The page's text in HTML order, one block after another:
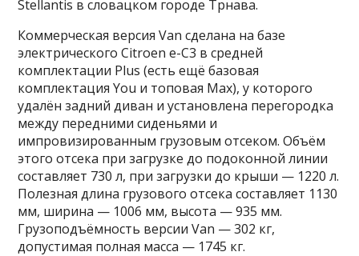
Stellantis в словацком городе Трнава.
Коммерческая версия Van сделана на базе
электрического Citroen e-C3 в средней
комплектации Plus (есть ещё базовая
комплектация You и топовая Max), у которого
удалён задний диван и установлена перегородка
между передними сиденьями и
импровизированным грузовым отсеком. Объём
этого отсека при загрузке до подоконной линии
составляет 730 л, при загрузки до крыши — 1220 л.
Полезная длина грузового отсека составляет 1130
мм, ширина — 1006 мм, высота — 935 мм.
Грузоподъёмность версии Van — 302 кг,
допустимая полная масса — 1745 кг.